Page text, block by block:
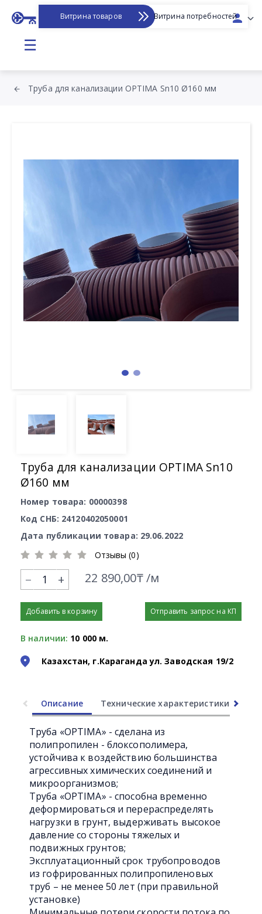
Витрина товаров Витрина потребностей
☰
Труба для канализации OPTIMA Sn10 Ø160 мм
Труба для канализации OPTIMA Sn10
Ø160 мм
Номер товара: 00000398
Код СНБ: 24120402050001
Дата публикации товара: 29.06.2022
Отзывы (0)
+ 22 890,00₸ /м
Добавить в корзину Отправить запрос на КП
В наличии: 10 000 м.
Казахстан, г.Караганда ул. Заводская 19/2
Описание Технические характеристики
Труба «OPTIMA» - сделана из
полипропилен - блоксополимера,
устойчива к воздействию большинства
агрессивных химических соединений и
микроорганизмов;
Труба «OPTIMA» - способна временно
деформироваться и перераспределять
нагрузки в грунт, выдерживать высокое
давление со стороны тяжелых и
подвижных грунтов;
Эксплуатационный срок трубопроводов
из гофрированных полипропиленовых
труб – не менее 50 лет (при правильной
установке)